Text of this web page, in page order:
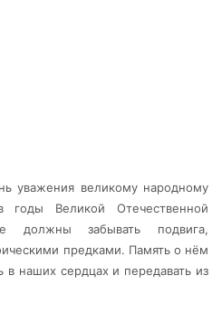
уважения великому народному
годы Великой Отечественной
забывать подвига,
предками. Память о нём
наших сердцах и передавать из